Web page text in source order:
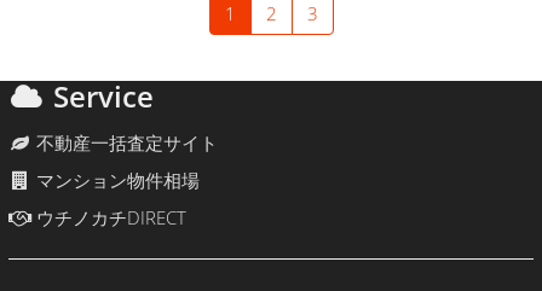
1 2 3
Service
不動産一括査定サイト
マンション物件相場
ウチノカチDIRECT